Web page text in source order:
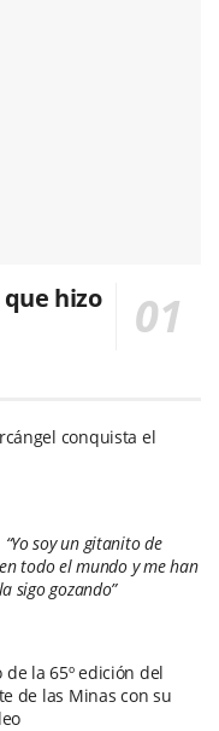
hizo
conquista el
“Yo soy un gitanito de
todo el mundo y me han
sigo gozando”
la 65º edición del
de las Minas con su